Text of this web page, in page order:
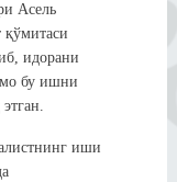
Асель
қўмитаси
идорани
бу ишни
иши